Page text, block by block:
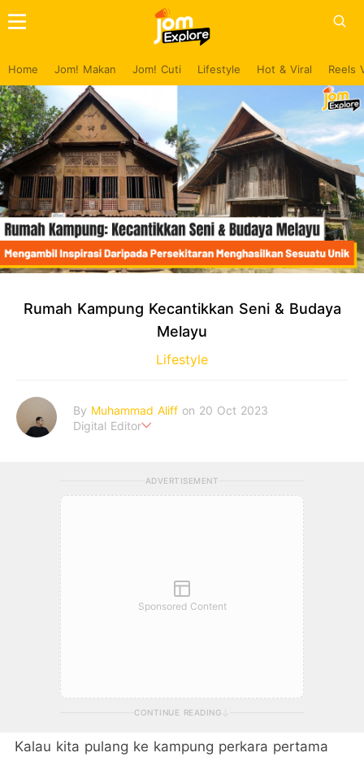
Home Jom! Makan Jom! Cuti Lifestyle Hot & Viral Reels
Rumah Kampung Kecantikkan Seni & Budaya
Melayu
Lifestyle
By Muhammad Aliff on 20 Oct 2023
Digital Editor
ADVERTISEMENT
Sponsored Content
CONTINUE READING
Kalau kita pulang ke kampung perkara pertama